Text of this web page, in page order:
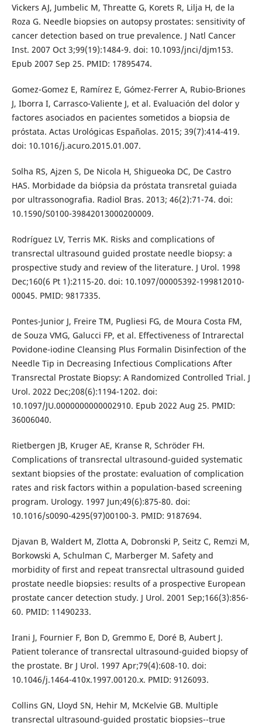
Vickers AJ, Jumbelic M, Threatte G, Korets R, Lilja H, de la
Roza G. Needle biopsies on autopsy prostates: sensitivity of
cancer detection based on true prevalence. J Natl Cancer
Inst. 2007 Oct 3;99(19):1484-9. doi: 10.1093/jnci/djm153.
Epub 2007 Sep 25. PMID: 17895474.
Gomez-Gomez E, Ramírez E, Gómez-Ferrer A, Rubio-Briones
J, Iborra I, Carrasco-Valiente J, et al. Evaluación del dolor y
factores asociados en pacientes sometidos a biopsia de
próstata. Actas Urológicas Españolas. 2015; 39(7):414-419.
doi: 10.1016/j.acuro.2015.01.007.
Solha RS, Ajzen S, De Nicola H, Shigueoka DC, De Castro
HAS. Morbidade da biópsia da próstata transretal guiada
por ultrassonografia. Radiol Bras. 2013; 46(2):71-74. doi:
10.1590/S0100-39842013000200009.
Rodríguez LV, Terris MK. Risks and complications of
transrectal ultrasound guided prostate needle biopsy: a
prospective study and review of the literature. J Urol. 1998
Dec;160(6 Pt 1):2115-20. doi: 10.1097/00005392-199812010-
00045. PMID: 9817335.
Pontes-Junior J, Freire TM, Pugliesi FG, de Moura Costa FM,
de Souza VMG, Galucci FP, et al. Effectiveness of Intrarectal
Povidone-iodine Cleansing Plus Formalin Disinfection of the
Needle Tip in Decreasing Infectious Complications After
Transrectal Prostate Biopsy: A Randomized Controlled Trial. J
Urol. 2022 Dec;208(6):1194-1202. doi:
10.1097/JU.0000000000002910. Epub 2022 Aug 25. PMID:
36006040.
Rietbergen JB, Kruger AE, Kranse R, Schröder FH.
Complications of transrectal ultrasound-guided systematic
sextant biopsies of the prostate: evaluation of complication
rates and risk factors within a population-based screening
program. Urology. 1997 Jun;49(6):875-80. doi:
10.1016/s0090-4295(97)00100-3. PMID: 9187694.
Djavan B, Waldert M, Zlotta A, Dobronski P, Seitz C, Remzi M,
Borkowski A, Schulman C, Marberger M. Safety and
morbidity of first and repeat transrectal ultrasound guided
prostate needle biopsies: results of a prospective European
prostate cancer detection study. J Urol. 2001 Sep;166(3):856-
60. PMID: 11490233.
Irani J, Fournier F, Bon D, Gremmo E, Doré B, Aubert J.
Patient tolerance of transrectal ultrasound-guided biopsy of
the prostate. Br J Urol. 1997 Apr;79(4):608-10. doi:
10.1046/j.1464-410x.1997.00120.x. PMID: 9126093.
Collins GN, Lloyd SN, Hehir M, McKelvie GB. Multiple
transrectal ultrasound-guided prostatic biopsies--true